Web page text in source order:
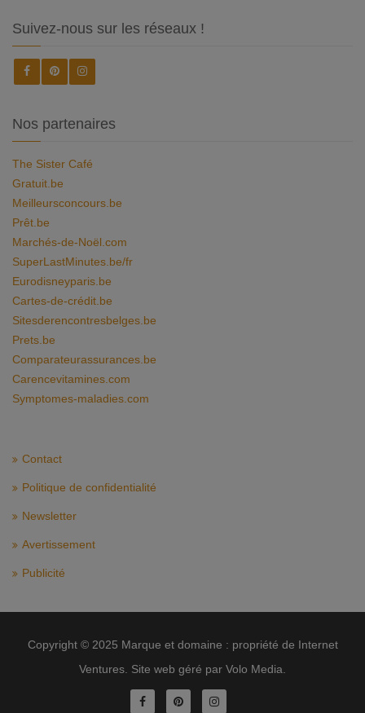
Suivez-nous sur les réseaux !
Nos partenaires
The Sister Café
Gratuit.be
Meilleursconcours.be
Prêt.be
Marchés-de-Noël.com
SuperLastMinutes.be/fr
Eurodisneyparis.be
Cartes-de-crédit.be
Sitesderencontresbelges.be
Prets.be
Comparateurassurances.be
Carencevitamines.com
Symptomes-maladies.com
Contact
Politique de confidentialité
Newsletter
Avertissement
Publicité
Copyright © 2025 Marque et domaine : propriété de Internet
Ventures. Site web géré par Volo Media.